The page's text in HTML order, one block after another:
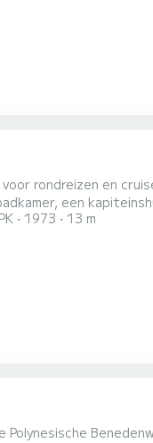
rondreizen en
een
1973 13 m